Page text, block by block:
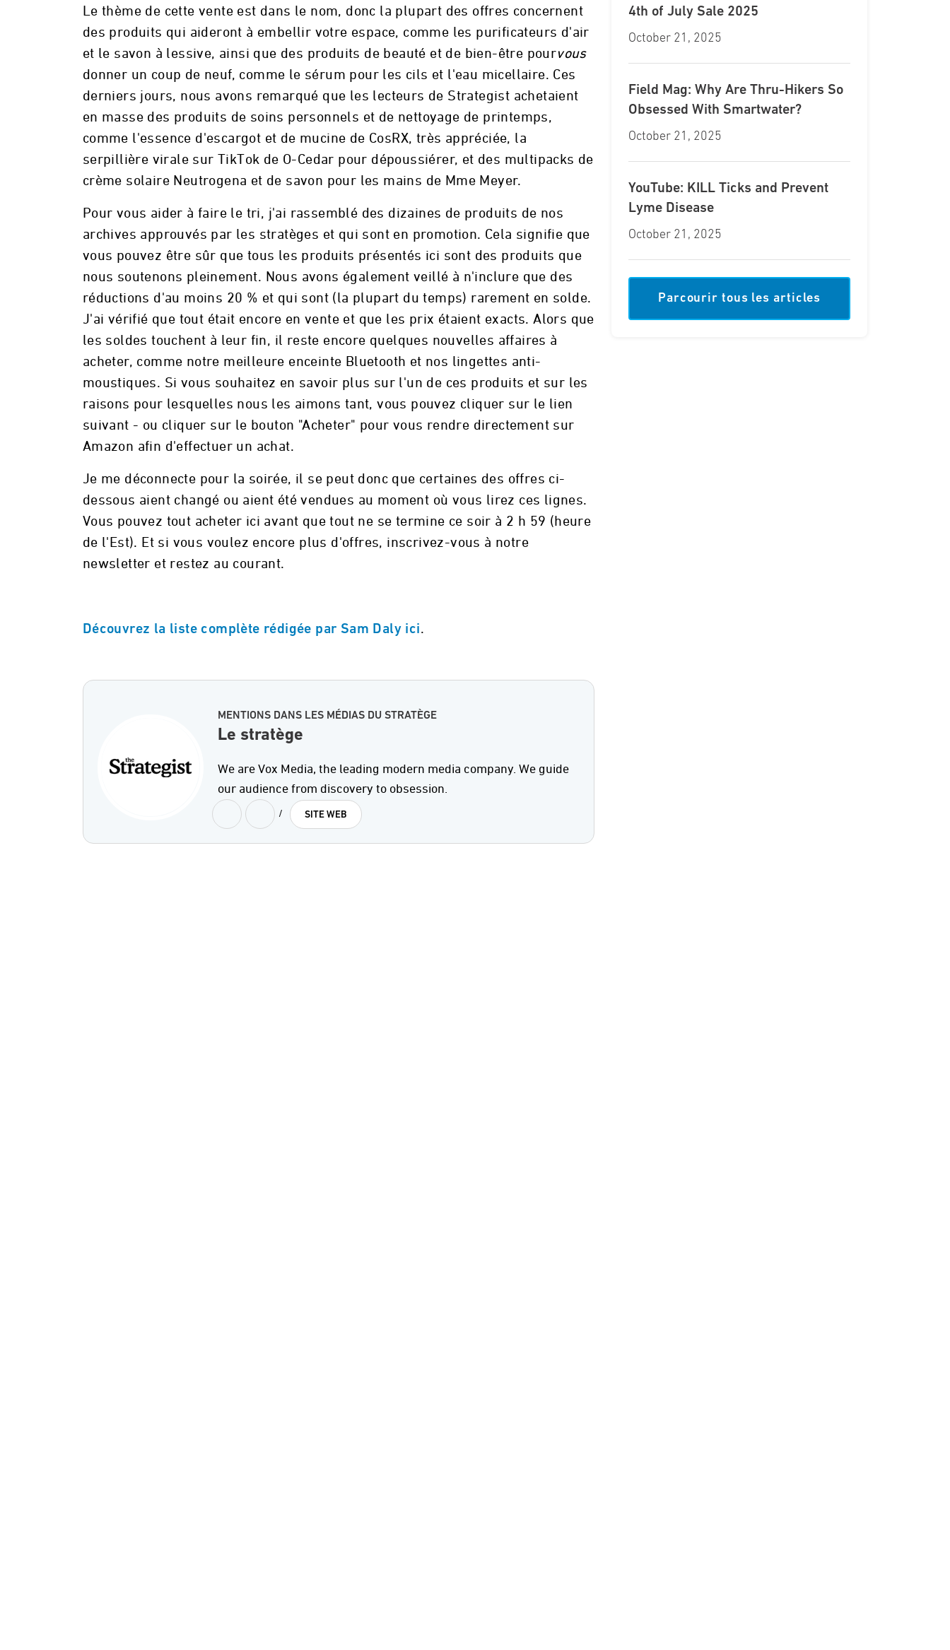
Le thème de cette vente est dans le nom, donc la plupart des offres concernent
des produits qui aideront à embellir votre espace, comme les purificateurs d'air
et le savon à lessive, ainsi que des produits de beauté et de bien-être pourvous
donner un coup de neuf, comme le sérum pour les cils et l'eau micellaire. Ces
derniers jours, nous avons remarqué que les lecteurs de Strategist achetaient
en masse des produits de soins personnels et de nettoyage de printemps,
comme l'essence d'escargot et de mucine de CosRX, très appréciée, la
serpillière virale sur TikTok de O-Cedar pour dépoussiérer, et des multipacks de
crème solaire Neutrogena et de savon pour les mains de Mme Meyer.
Pour vous aider à faire le tri, j'ai rassemblé des dizaines de produits de nos
archives approuvés par les stratèges et qui sont en promotion. Cela signifie que
vous pouvez être sûr que tous les produits présentés ici sont des produits que
nous soutenons pleinement. Nous avons également veillé à n'inclure que des
réductions d'au moins 20 % et qui sont (la plupart du temps) rarement en solde.
J'ai vérifié que tout était encore en vente et que les prix étaient exacts. Alors que
les soldes touchent à leur fin, il reste encore quelques nouvelles affaires à
acheter, comme notre meilleure enceinte Bluetooth et nos lingettes anti-
moustiques. Si vous souhaitez en savoir plus sur l'un de ces produits et sur les
raisons pour lesquelles nous les aimons tant, vous pouvez cliquer sur le lien
suivant - ou cliquer sur le bouton "Acheter" pour vous rendre directement sur
Amazon afin d'effectuer un achat.
Je me déconnecte pour la soirée, il se peut donc que certaines des offres ci-
dessous aient changé ou aient été vendues au moment où vous lirez ces lignes.
Vous pouvez tout acheter ici avant que tout ne se termine ce soir à 2 h 59 (heure
de l'Est). Et si vous voulez encore plus d'offres, inscrivez-vous à notre
newsletter et restez au courant.
Découvrez la liste complète rédigée par Sam Daly ici.
MENTIONS DANS LES MÉDIAS DU STRATÈGE
Le stratège
We are Vox Media, the leading modern media company. We guide
our audience from discovery to obsession.
/ SITE WEB
4th of July Sale 2025
October 21, 2025
Field Mag: Why Are Thru-Hikers So
Obsessed With Smartwater?
October 21, 2025
YouTube: KILL Ticks and Prevent
Lyme Disease
October 21, 2025
Parcourir tous les articles